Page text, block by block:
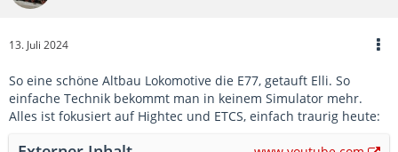
13. Juli 2024
So eine schöne Altbau Lokomotive die E77, getauft Elli. So
einfache Technik bekommt man in keinem Simulator mehr.
Alles ist fokusiert auf Hightec und ETCS, einfach traurig heute: